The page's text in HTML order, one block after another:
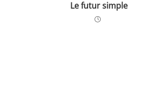
Le futur simple